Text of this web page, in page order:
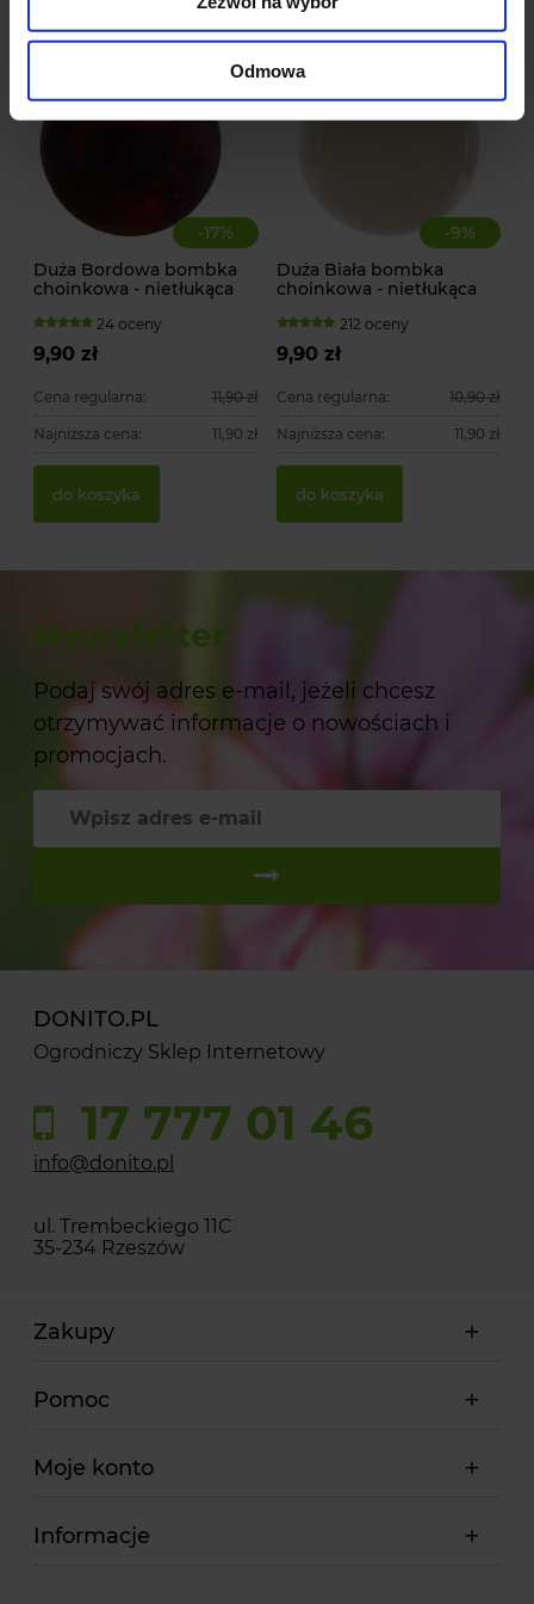
Odmowa
-17%
Duża Bordowa bombka
choinkowa - nietłukąca
24 oceny
9,90 zł
Cena regularna: 11,90 zł
Najniższa cena: 11,90 zł
do koszyka
-9%
Duża Biała bombka
choinkowa - nietłukąca
212 oceny
9,90 zł
Cena regularna: 10,90 zł
Najniższa cena: 11,90 zł
do koszyka
Newsletter
Podaj swój adres e-mail, jeżeli chcesz
otrzymywać informacje o nowościach i
promocjach.
DONITO.PL
Ogrodniczy Sklep Internetowy
17 777 01 46
info@donito.pl
ul. Trembeckiego 11C
35-234 Rzeszów
Zakupy
Pomoc
Moje konto
Informacje